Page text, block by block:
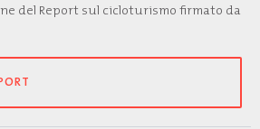
del Report sul cicloturismo firmato da